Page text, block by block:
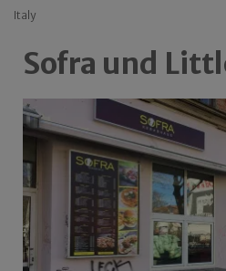
Italy
Sofra und